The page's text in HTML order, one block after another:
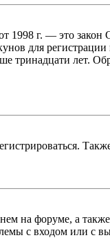
1998 г. — это
для
тринадцати лет.
на форуме, а
с входом или с